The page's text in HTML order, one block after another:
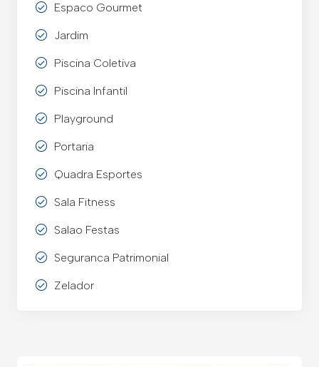
Espaco Gourmet
Jardim
Piscina Coletiva
Piscina Infantil
Playground
Portaria
Quadra Esportes
Sala Fitness
Salao Festas
Seguranca Patrimonial
Zelador